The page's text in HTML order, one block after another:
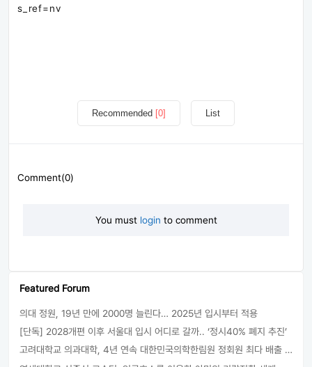
s_ref=nv
Recommended [0] List
Comment(0)
You must login to comment
Featured Forum
의대 정원, 19년 만에 2000명 늘린다… 2025년 입시부터 적용
[단독] 2028개편 이후 서울대 입시 어디로 갈까.. ‘정시40% 폐지 추진’
고려대학교 의과대학, 4년 연속 대한민국의학한림원 정회원 최다 배출 外